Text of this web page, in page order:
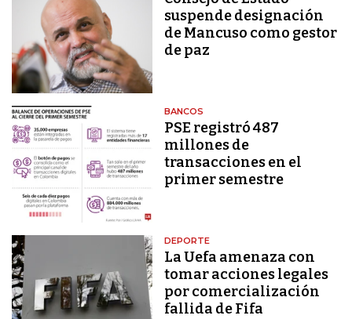
suspende designación
de Mancuso como gestor
de paz
BANCOS
PSE registró 487
millones de
transacciones en el
primer semestre
DEPORTE
La Uefa amenaza con
tomar acciones legales
por comercialización
fallida de Fifa